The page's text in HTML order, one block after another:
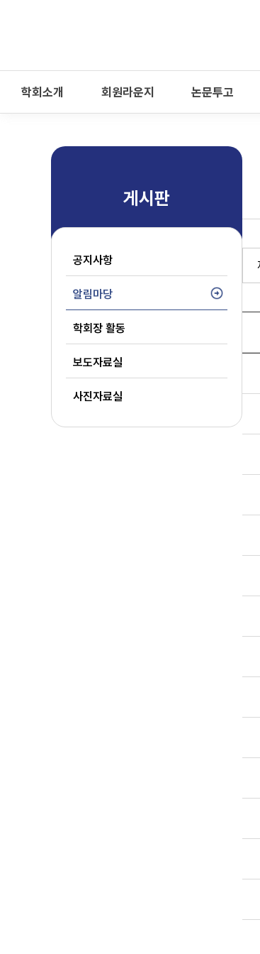
학회소개 회원라운지 논문투고
게시판
공지사항
알림마당
학회장 활동
보도자료실
사진자료실